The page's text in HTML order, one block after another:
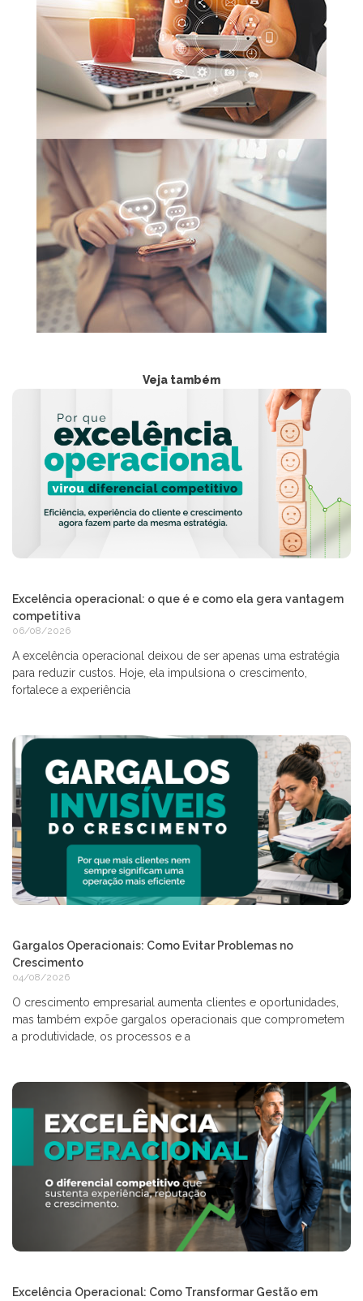
Veja também
Excelência operacional: o que é e como ela gera vantagem
competitiva
06/08/2026
A excelência operacional deixou de ser apenas uma estratégia
para reduzir custos. Hoje, ela impulsiona o crescimento,
fortalece a experiência
Gargalos Operacionais: Como Evitar Problemas no
Crescimento
04/08/2026
O crescimento empresarial aumenta clientes e oportunidades,
mas também expõe gargalos operacionais que comprometem
a produtividade, os processos e a
Excelência Operacional: Como Transformar Gestão em